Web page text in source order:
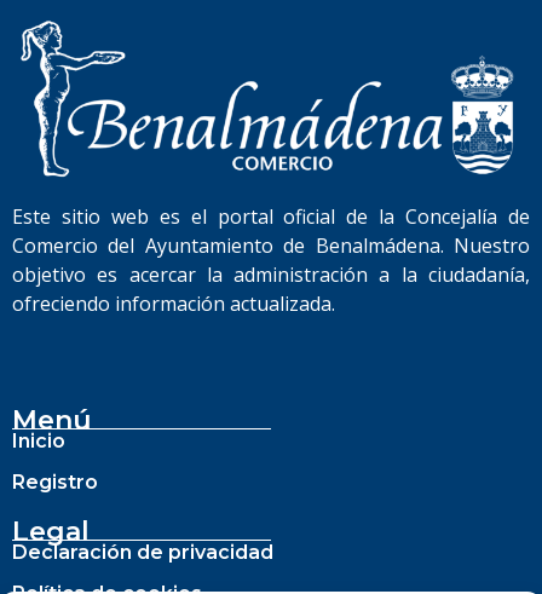
Este sitio web es el portal oficial de la Concejalía de
Comercio del Ayuntamiento de Benalmádena. Nuestro
objetivo es acercar la administración a la ciudadanía,
ofreciendo información actualizada.
Menú
Inicio
Registro
Legal
Declaración de privacidad